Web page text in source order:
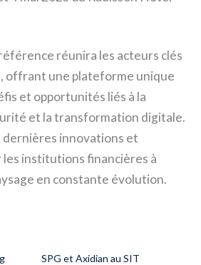
réunira les acteurs clés
offrant une plateforme unique
et opportunités liés à la
et la transformation digitale.
dernières innovations et
institutions financières à
en constante évolution.
SPG et Axidian au SIT